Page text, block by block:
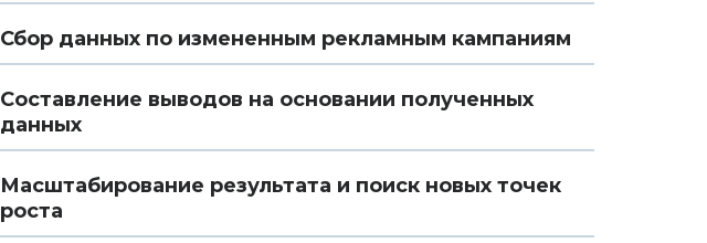
Сбор данных по измененным рекламным кампаниям
Составление выводов на основании полученных
данных
Масштабирование результата и поиск новых точек
роста